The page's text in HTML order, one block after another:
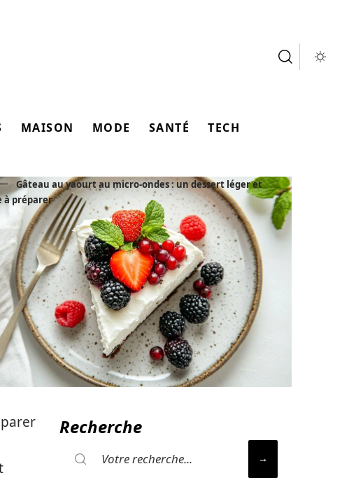
MAISON MODE SANTÉ TECH
Gâteau au yaourt au micro-ondes : un dessert léger et
à préparer
Recherche